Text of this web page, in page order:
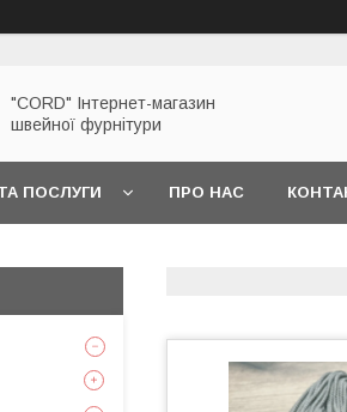
"CORD" Інтернет-магазин
швейної фурнітури
ПОСЛУГИ ПРО НАС